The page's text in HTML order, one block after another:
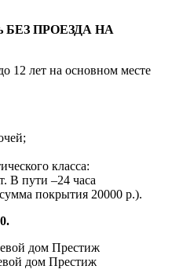
БЕЗ ПРОЕЗДА НА
12 лет на основном месте
класса:
В пути –24 часа
покрытия 20000 р.).